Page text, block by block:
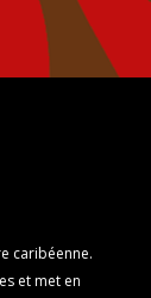
caribéenne.
et met en